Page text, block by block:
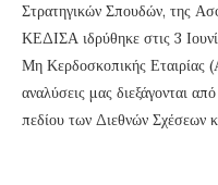
Στρατηγικών Σπουδών, της
ΚΕΔΙΣΑ ιδρύθηκε στις 3
Μη Κερδοσκοπικής
αναλύσεις μας διεξάγονται
πεδίου των Διεθνών Σχέσεων